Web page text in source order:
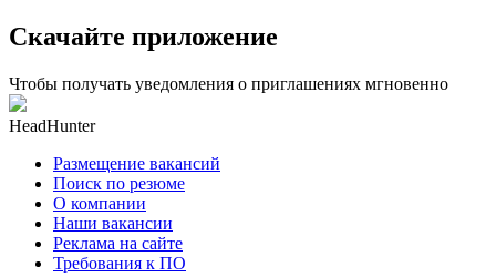
Скачайте приложение
Чтобы получать уведомления о приглашениях мгновенно
HeadHunter
Размещение вакансий
Поиск по резюме
О компании
Наши вакансии
Реклама на сайте
Требования к ПО